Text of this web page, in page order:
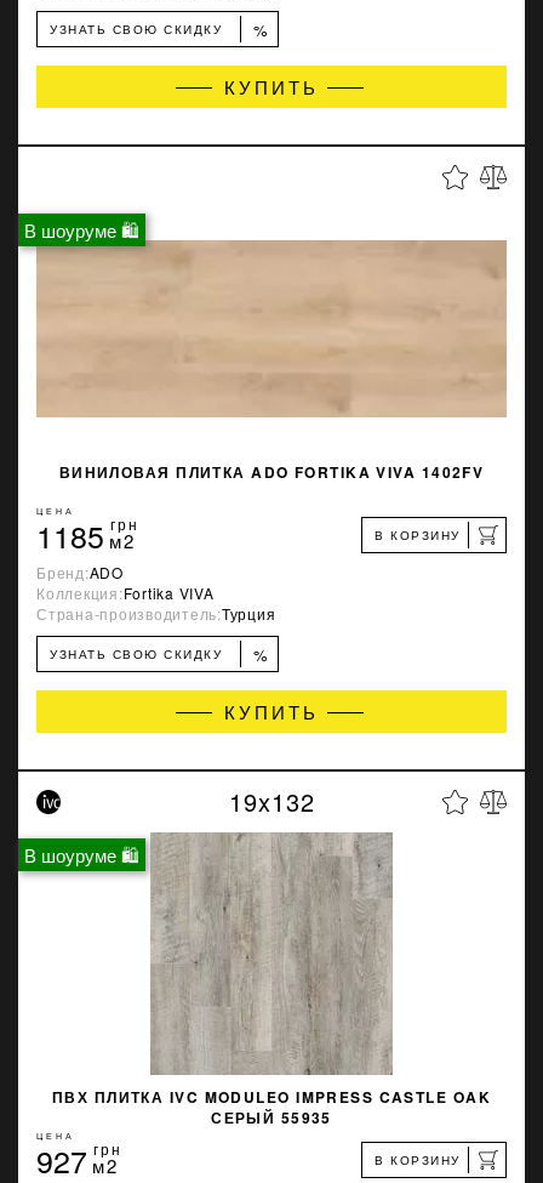
УЗНАТЬ СВОЮ СКИДКУ %
КУПИТЬ
В шоуруме 🛍
ВИНИЛОВАЯ ПЛИТКА ADO FORTIKA VIVA 1402FV
ЦЕНА
1185 грн
м2 В КОРЗИНУ
Бренд:ADO
Коллекция:Fortika VIVA
Страна-производитель:Турция
УЗНАТЬ СВОЮ СКИДКУ %
КУПИТЬ
В шоуруме 🛍
19x132
ПВХ ПЛИТКА IVC MODULEO IMPRESS CASTLE OAK
СЕРЫЙ 55935
ЦЕНА
927 грн
м2 В КОРЗИНУ